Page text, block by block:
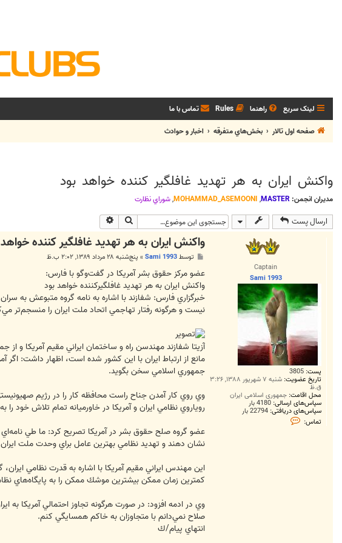
لینک سریع راهنما Rules تماس با ما
صفحه اول تالار
بخش‌‌هاي متفرقه اخبار و حوادث
واکنش ایران به هر تهدید غافلگیر کننده خواهد بود
مدیران انجمن: MASTER
,
MOHAMMAD_ASEMOONI
,شوراي نظارت
ارسال پست جستجو
Captain
Sami 1993
پست: 3805
تاریخ عضویت: شنبه ۷ شهریور ۱۳۸۸, ۳:۲۶
ق.ظ
محل اقامت: جمهوری اسلامی ایران
سپاس‌های ارسالی: 4180 بار
سپاس‌های دریافتی: 22794 بار
تماس:
ت
واکنش ایران به هر تهدید غافلگیر کننده
ت
توسطSami 1993
» پنج‌شنبه ۲۸ مرداد ۱۳۸۹, ۲:۰۲ ب.ظ
عضو مركز حقوق بشر آمريكا در گفت‌وگو با فارس:
واكنش ايران به هر تهديد غافلگيركننده خواهد بود
خبرگزاري فارس: شفازند با اشاره به نامه گروه متبوعش به
نيست و هرگونه رفتار تهاجمي اتحاد ملت ايران را منسجم‌تر
آزيتا شفازند مهندسن راه‌ و ساختمان ايراني مقيم آمريكا و
مانع از ارتباط ايران با اين كشور شده است، اظهار داشت: اگر
جمهوري اسلامي سخن بگويد.
وي روي كار آمدن جناح راست محافظه كار را در رژيم
روياروي نظامي ايران و آمريكا در خاورميانه تمام تلاش خود را
عضو گروه صلح حقوق بشر در آمريكا تصريح كرد: ما طي نامه‌اي
نشان دهند و تهديد نظامي بهترين عامل براي وحدت ملت
اين مهندس ايراني مقيم آمريكا با اشاره به قدرت نظامي
كمترين زمان ممكن بيشترين موشك ممكن را به پايگاه‌هاي
وي در ادمه افزود: در صورت هرگونه تجاوز احتمالي آمريكا
صلاح نمي‌دانم با متجاوزان به خاكم همسايگي كنم.
انتهاي پيام/ك